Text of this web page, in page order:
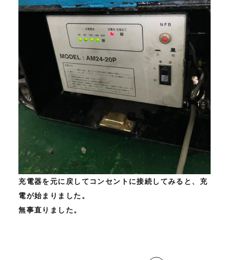
充電器を元に戻してコンセントに接続してみると、充
電が始まりました。
無事直りました。